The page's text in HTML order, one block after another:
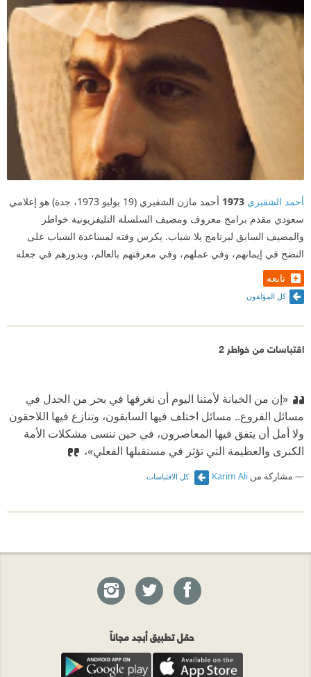
أحمد الشقيري 1973
أحمد مازن الشقيري (19 يوليو 1973، جدة) هو إعلامي
سعودي مقدم برامج معروف ومضيف السلسلة التليفزيونية خواطر
والمضيف السابق لبرنامج يلا شباب. يكرس وقته لمساعدة الشباب على
النضج في إيمانهم، وفي عملهم، وفي معرفتهم بالعالم، وبدورهم في جعله
تابعه
كل المؤلفون
اقتباسات من خواطر 2
«إن من الخيانة لأمتنا اليوم أن نغرقها في ‬بحر من الجدل في
‬مسائل الفروع.. ‬مسائل اختلف فيها السابقون، وتنازع فيها اللاحقون
ولا أمل أن ‬يتفق فيها المعاصرون، ‬في ‬حين ننسى مشكلات الأمة
الكبرى والعظيمة التي ‬تؤثر في ‬مستقبلها الفعلي»،
مشاركة من Karim Ali كل الاقتباسات
حمّل تطبيق أبجد مجاناً